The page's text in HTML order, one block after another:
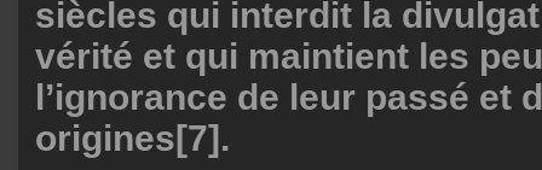
siècles qui interdit la
vérité et qui maintient les
l’ignorance de leur passé et
origines[7].